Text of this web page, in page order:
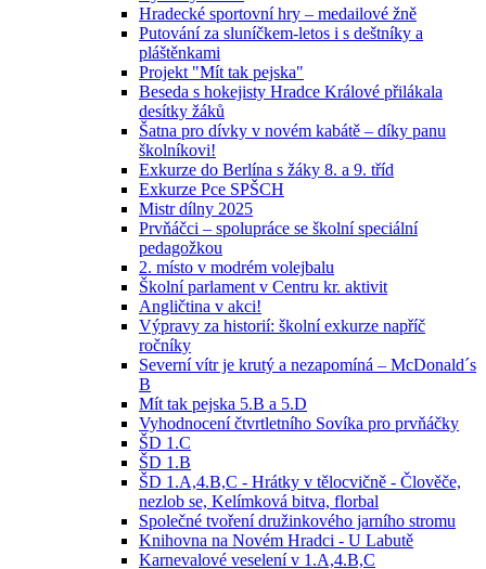
Hradecké sportovní hry – medailové žně
Putování za sluníčkem-letos i s deštníky a
pláštěnkami
Projekt "Mít tak pejska"
Beseda s hokejisty Hradce Králové přilákala
desítky žáků
Šatna pro dívky v novém kabátě – díky panu
školníkovi!
Exkurze do Berlína s žáky 8. a 9. tříd
Exkurze Pce SPŠCH
Mistr dílny 2025
Prvňáčci – spolupráce se školní speciální
pedagožkou
2. místo v modrém volejbalu
Školní parlament v Centru kr. aktivit
Angličtina v akci!
Výpravy za historií: školní exkurze napříč
ročníky
Severní vítr je krutý a nezapomíná – McDonald´s
B
Mít tak pejska 5.B a 5.D
Vyhodnocení čtvrtletního Sovíka pro prvňáčky
ŠD 1.C
ŠD 1.B
ŠD 1.A,4.B,C - Hrátky v tělocvičně - Člověče,
nezlob se, Kelímková bitva, florbal
Společné tvoření družinkového jarního stromu
Knihovna na Novém Hradci - U Labutě
Karnevalové veselení v 1.A,4.B,C